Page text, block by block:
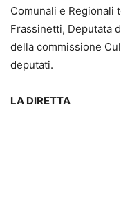
Comunali e Regionali
Frassinetti, Deputata
della commissione
deputati.
LA DIRETTA